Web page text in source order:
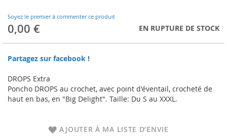
Soyez le premier à commenter ce produit
0,00 € EN RUPTURE DE STOCK
Partagez sur facebook !
DROPS Extra
Poncho DROPS au crochet, avec point d'éventail, crocheté de
haut en bas, en "Big Delight". Taille: Du S au XXXL.
AJOUTER À MA LISTE D’ENVIE
beginning
of
the
gallery